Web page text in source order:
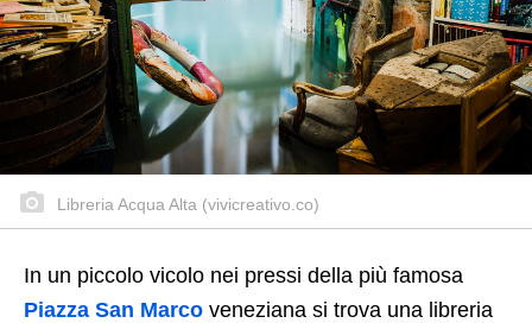
Libreria Acqua Alta (vivicreativo.co)
In un piccolo vicolo nei pressi della più famosa
Piazza San Marco veneziana si trova una libreria